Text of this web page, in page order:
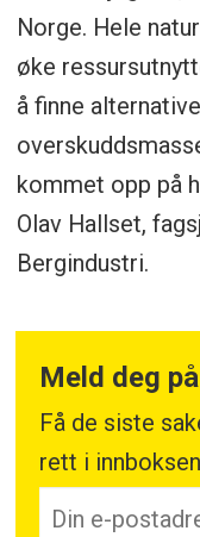
Norge. Hele
øke
å finne
kommet opp på
Olav Hallset,
Bergindustri.
Meld deg
Få de siste
rett i innboksen